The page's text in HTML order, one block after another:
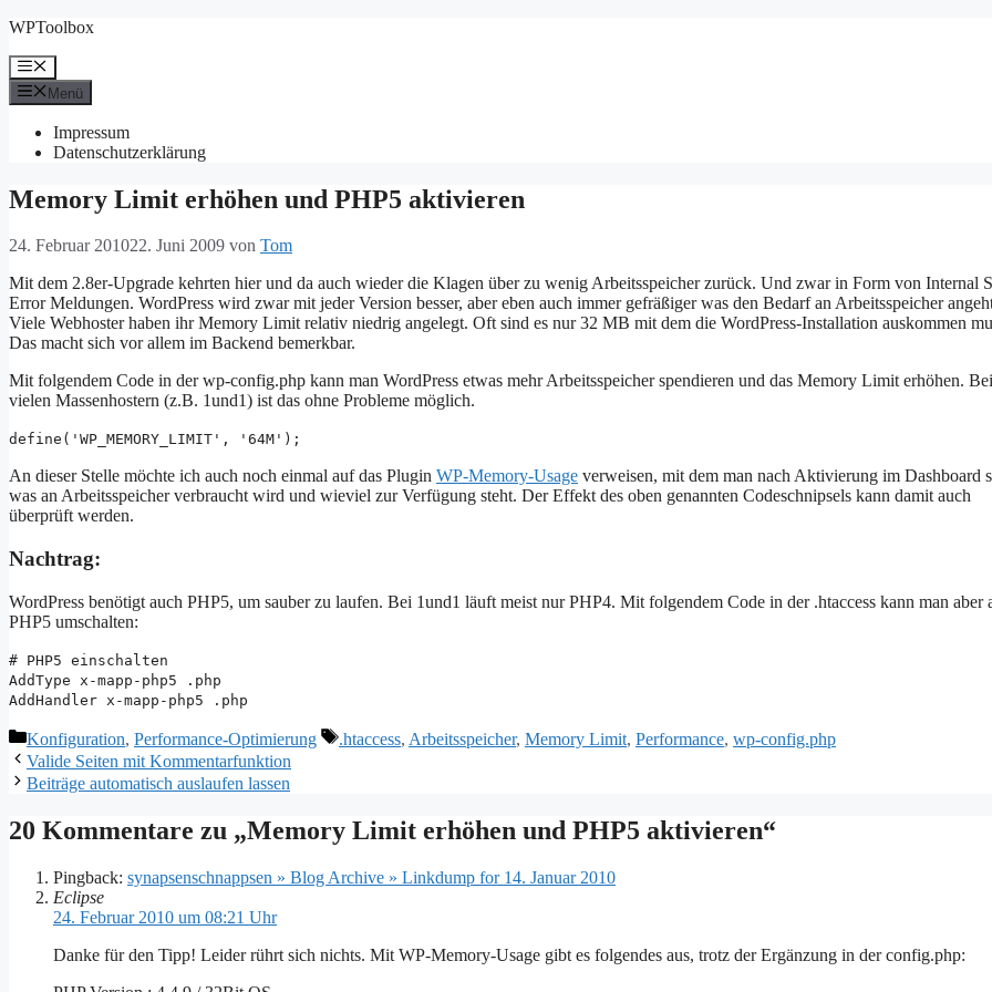
Zum
springen
WPToolbox
Menü
Menü
Impressum
Datenschutzerklärung
Memory Limit erhöhen und PHP5 aktivieren
24. Februar 201022. Juni 2009 von Tom
Mit dem 2.8er-Upgrade kehrten hier und da auch wieder die Klagen über zu wenig Arbeitsspeicher zurück. Und zwar in Form von Internal
Error Meldungen. WordPress wird zwar mit jeder Version besser, aber eben auch immer gefräßiger was den Bedarf an Arbeitsspeicher
Viele Webhoster haben ihr Memory Limit relativ niedrig angelegt. Oft sind es nur 32 MB mit dem die WordPress-Installation auskommen
Das macht sich vor allem im Backend bemerkbar.
Mit folgendem Code in der wp-config.php kann man WordPress etwas mehr Arbeitsspeicher spendieren und das Memory Limit erhöhen. Bei
vielen Massenhostern (z.B. 1und1) ist das ohne Probleme möglich.
define('WP_MEMORY_LIMIT', '64M');
An dieser Stelle möchte ich auch noch einmal auf das Plugin WP-Memory-Usage verweisen, mit dem man nach Aktivierung im Dashboard
was an Arbeitsspeicher verbraucht wird und wieviel zur Verfügung steht. Der Effekt des oben genannten Codeschnipsels kann damit auch
überprüft werden.
Nachtrag:
WordPress benötigt auch PHP5, um sauber zu laufen. Bei 1und1 läuft meist nur PHP4. Mit folgendem Code in der .htaccess kann man aber
PHP5 umschalten:
# PHP5 einschalten
AddType x-mapp-php5 .php
AddHandler x-mapp-php5 .php
Kategorien
Konfiguration, Performance-Optimierung Schlagwörter
.htaccess, Arbeitsspeicher, Memory Limit, Performance, wp-config.php
Valide Seiten mit Kommentarfunktion
Beiträge automatisch auslaufen lassen
20 Kommentare zu „Memory Limit erhöhen und PHP5 aktivieren“
Pingback: synapsenschnappsen » Blog Archive » Linkdump for 14. Januar 2010
Eclipse
24. Februar 2010 um 08:21 Uhr
Danke für den Tipp! Leider rührt sich nichts. Mit WP-Memory-Usage gibt es folgendes aus, trotz der Ergänzung in der config.php: